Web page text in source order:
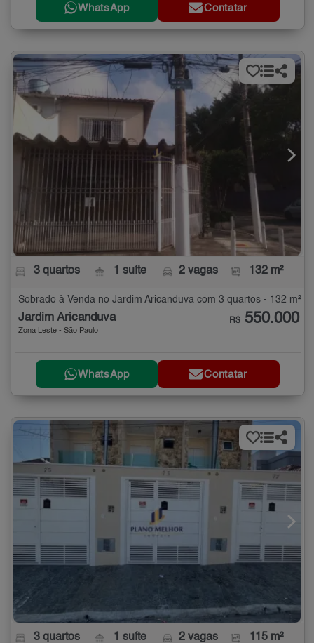
WhatsApp Contatar
3 quartos 1 suíte 2 vagas 132 m²
Sobrado à Venda no Jardim Aricanduva com 3 quartos - 132 m²
Jardim Aricanduva
Zona Leste - São Paulo
R$ 550.000
WhatsApp Contatar
3 quartos 1 suíte 2 vagas 115 m²